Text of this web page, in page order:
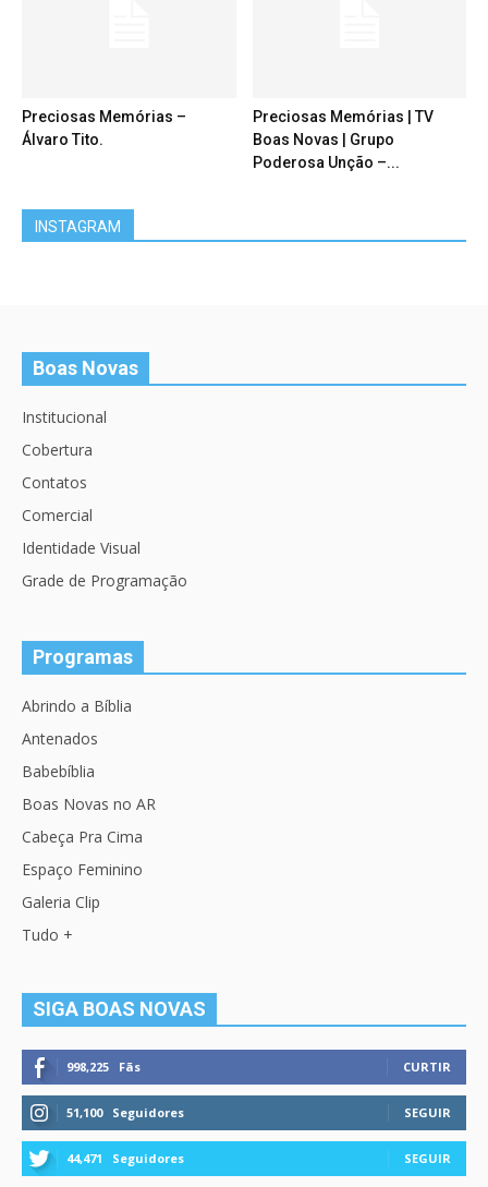
Preciosas Memórias –
Álvaro Tito.
Preciosas Memórias | TV
Boas Novas | Grupo
Poderosa Unção –...
INSTAGRAM
Boas Novas
Institucional
Cobertura
Contatos
Comercial
Identidade Visual
Grade de Programação
Programas
Abrindo a Bíblia
Antenados
Babebíblia
Boas Novas no AR
Cabeça Pra Cima
Espaço Feminino
Galeria Clip
Tudo +
SIGA BOAS NOVAS
998,225 Fãs CURTIR
51,100 Seguidores SEGUIR
44,471 Seguidores SEGUIR